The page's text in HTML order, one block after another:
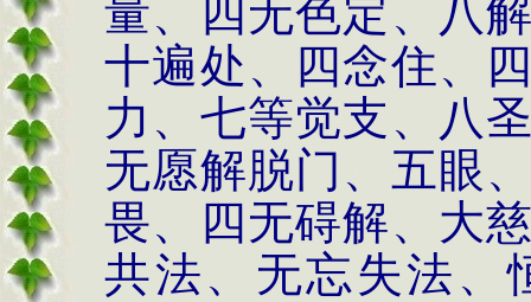
量、四无色定、八
十遍处、四念住、
力、七等觉支、八
无愿解脱门、五眼
畏、四无碍解、大
共法、无忘失法、